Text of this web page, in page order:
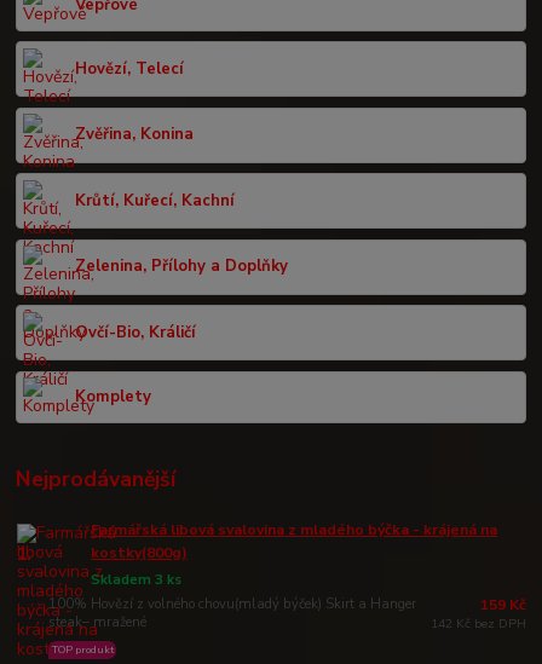
Vepřové
Hovězí, Telecí
Zvěřina, Konina
Krůtí, Kuřecí, Kachní
Zelenina, Přílohy a Doplňky
Ovčí-Bio, Králičí
Komplety
Nejprodávanější
1.
Farmářská libová svalovina z mladého býčka - krájená na
kostky(800g)
100% Hovězí z volného chovu(mladý býček) Skirt a Hanger
steak– mražené
Skladem 3 ks
TOP produkt
159 Kč
142 Kč bez DPH